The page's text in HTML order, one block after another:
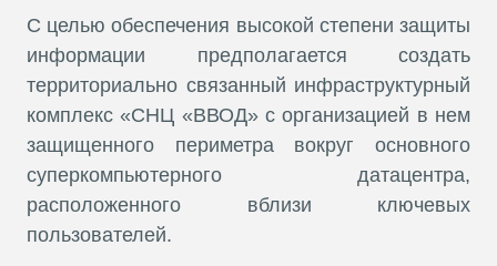
С целью обеспечения высокой степени защиты
информации предполагается создать
территориально связанный инфраструктурный
комплекс «СНЦ «ВВОД» с организацией в нем
защищенного периметра вокруг основного
суперкомпьютерного датацентра,
расположенного вблизи ключевых
пользователей.